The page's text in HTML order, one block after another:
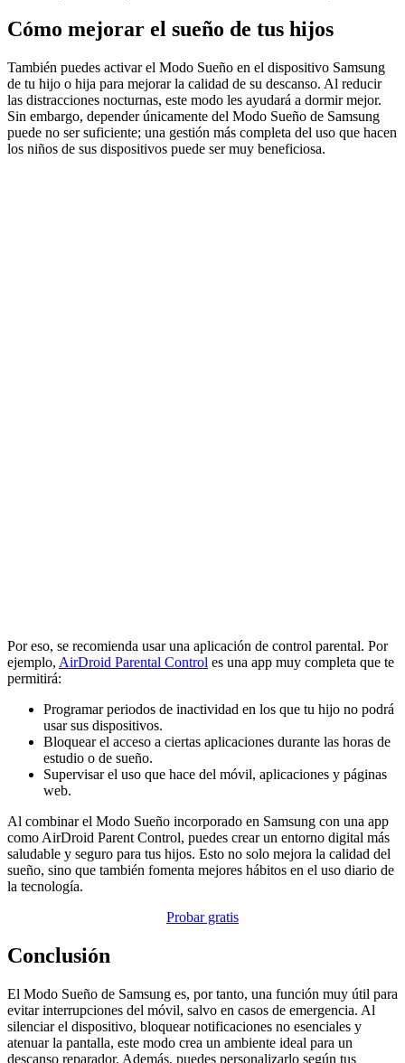
Cómo mejorar el sueño de tus hijos
También puedes activar el Modo Sueño en el dispositivo Samsung
de tu hijo o hija para mejorar la calidad de su descanso. Al reducir
las distracciones nocturnas, este modo les ayudará a dormir mejor.
Sin embargo, depender únicamente del Modo Sueño de Samsung
puede no ser suficiente; una gestión más completa del uso que hacen
los niños de sus dispositivos puede ser muy beneficiosa.
Por eso, se recomienda usar una aplicación de control parental. Por
ejemplo, AirDroid Parental Control es una app muy completa que te
permitirá:
Programar periodos de inactividad en los que tu hijo no podrá
usar sus dispositivos.
Bloquear el acceso a ciertas aplicaciones durante las horas de
estudio o de sueño.
Supervisar el uso que hace del móvil, aplicaciones y páginas
web.
Al combinar el Modo Sueño incorporado en Samsung con una app
como AirDroid Parent Control, puedes crear un entorno digital más
saludable y seguro para tus hijos. Esto no solo mejora la calidad del
sueño, sino que también fomenta mejores hábitos en el uso diario de
la tecnología.
Probar gratis
Conclusión
El Modo Sueño de Samsung es, por tanto, una función muy útil para
evitar interrupciones del móvil, salvo en casos de emergencia. Al
silenciar el dispositivo, bloquear notificaciones no esenciales y
atenuar la pantalla, este modo crea un ambiente ideal para un
descanso reparador. Además, puedes personalizarlo según tus